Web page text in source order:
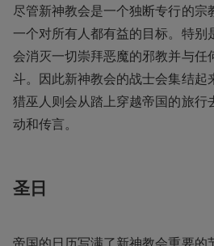
尽管新神教会是一个独断专行的宗
一个对所有人都有益的目标。特别
会消灭一切崇拜恶魔的邪教并与任
斗。因此新神教会的战士会集结起
猎巫人则会从踏上穿越帝国的旅行
动和传言。
圣日